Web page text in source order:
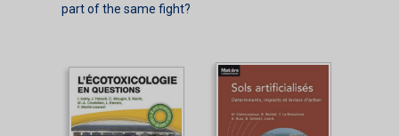
part of the same fight?